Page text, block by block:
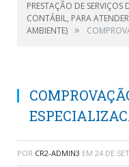
PRESTAÇÃO DE SERVIÇOS
CONTÁBIL, PARA
AMBIENTE) »
POR CR2-ADMIN3 EM 24 DE